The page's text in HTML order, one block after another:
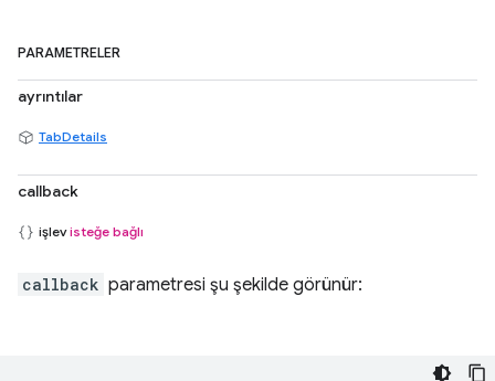
PARAMETRELER
ayrıntılar
TabDetails
callback
işlevisteğe bağlı
callback parametresi şu şekilde görünür: